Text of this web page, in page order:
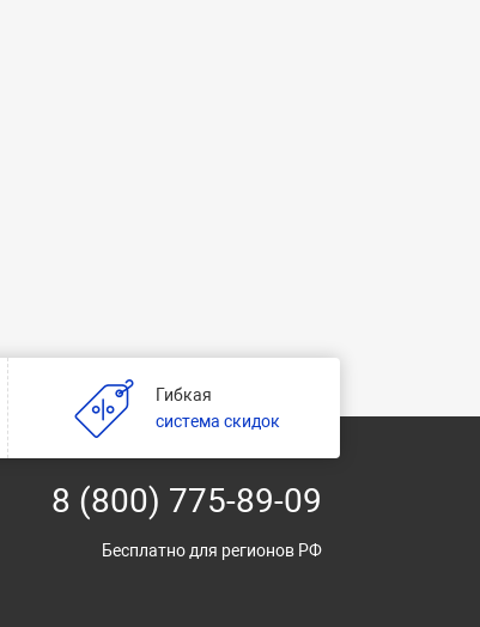
Гибкая
система скидок
8 (800) 775-89-09
Бесплатно для регионов РФ